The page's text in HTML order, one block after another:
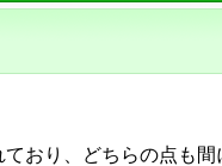
おり、どちらの点も